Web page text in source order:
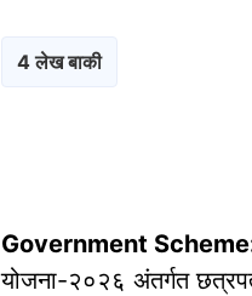
4 लेख बाकी
Government
योजना-२०२६ अंतर्गत